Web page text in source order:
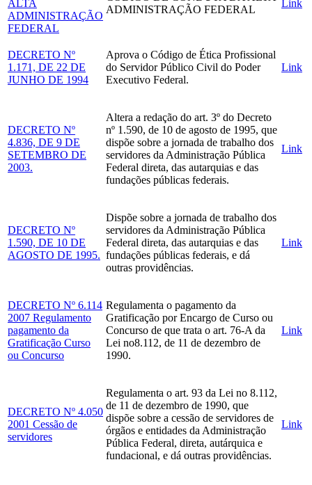
ALTA
ADMINISTRAÇÃO
FEDERAL
ADMINISTRAÇÃO FEDERAL
Link
DECRETO Nº
1.171, DE 22 DE
JUNHO DE 1994
Aprova o Código de Ética Profissional
do Servidor Público Civil do Poder
Executivo Federal.
Link
DECRETO Nº
4.836, DE 9 DE
SETEMBRO DE
2003.
Altera a redação do art. 3º do Decreto
nº 1.590, de 10 de agosto de 1995, que
dispõe sobre a jornada de trabalho dos
servidores da Administração Pública
Federal direta, das autarquias e das
fundações públicas federais.
Link
DECRETO Nº
1.590, DE 10 DE
AGOSTO DE 1995.
Dispõe sobre a jornada de trabalho dos
servidores da Administração Pública
Federal direta, das autarquias e das
fundações públicas federais, e dá
outras providências.
Link
DECRETO Nº 6.114
2007 Regulamento
pagamento da
Gratificação Curso
ou Concurso
Regulamenta o pagamento da
Gratificação por Encargo de Curso ou
Concurso de que trata o art. 76-A da
Lei no8.112, de 11 de dezembro de
1990.
Link
DECRETO Nº 4.050
2001 Cessão de
servidores
Regulamenta o art. 93 da Lei no 8.112,
de 11 de dezembro de 1990, que
dispõe sobre a cessão de servidores de
órgãos e entidades da Administração
Pública Federal, direta, autárquica e
fundacional, e dá outras providências.
Link